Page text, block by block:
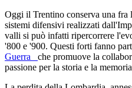
Oggi il Trentino conserva una
sistemi difensivi realizzati
valli si può infatti ripercorrere
'800 e '900. Questi forti fanno
Guerra che promuove la
passione per la storia e la